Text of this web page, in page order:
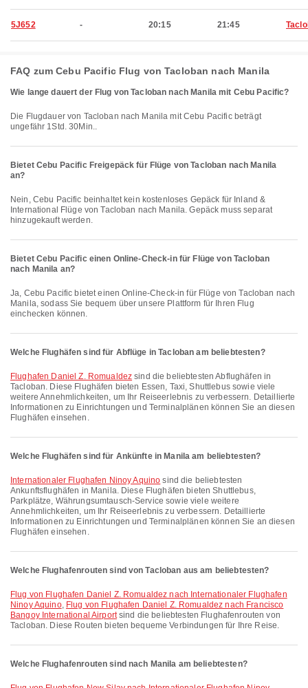
5J652 - 20:15 21:45
FAQ zum Cebu Pacific Flug von Tacloban nach Manila
Wie lange dauert der Flug von Tacloban nach Manila mit Cebu Pacific?
Die Flugdauer von Tacloban nach Manila mit Cebu Pacific beträgt
ungefähr 1Std. 30Min..
Bietet Cebu Pacific Freigepäck für Flüge von Tacloban nach Manila
an?
Nein, Cebu Pacific beinhaltet kein kostenloses Gepäck für Inland &
International Flüge von Tacloban nach Manila. Gepäck muss separat
hinzugekauft werden.
Bietet Cebu Pacific einen Online-Check-in für Flüge von Tacloban
nach Manila an?
Ja, Cebu Pacific bietet einen Online-Check-in für Flüge von Tacloban nach
Manila, sodass Sie bequem über unsere Plattform für Ihren Flug
einchecken können.
Welche Flughäfen sind für Abflüge in Tacloban am beliebtesten?
Flughafen Daniel Z. Romualdez sind die beliebtesten Abflughäfen in
Tacloban. Diese Flughäfen bieten Essen, Taxi, Shuttlebus sowie viele
weitere Annehmlichkeiten, um Ihr Reiseerlebnis zu verbessern. Detaillierte
Informationen zu Einrichtungen und Terminalplänen können Sie an diesen
Flughäfen einsehen.
Welche Flughäfen sind für Ankünfte in Manila am beliebtesten?
Internationaler Flughafen Ninoy Aquino sind die beliebtesten
Ankunftsflughäfen in Manila. Diese Flughäfen bieten Shuttlebus,
Parkplätze, Währungsumtausch-Service sowie viele weitere
Annehmlichkeiten, um Ihr Reiseerlebnis zu verbessern. Detaillierte
Informationen zu Einrichtungen und Terminalplänen können Sie an diesen
Flughäfen einsehen.
Welche Flughafenrouten sind von Tacloban aus am beliebtesten?
Flug von Flughafen Daniel Z. Romualdez nach Internationaler Flughafen
Ninoy Aquino, Flug von Flughafen Daniel Z. Romualdez nach Francisco
Bangoy International Airportsind die beliebtesten Flughafenrouten von
Tacloban. Diese Routen bieten bequeme Verbindungen für Ihre Reise.
Welche Flughafenrouten sind nach Manila am beliebtesten?